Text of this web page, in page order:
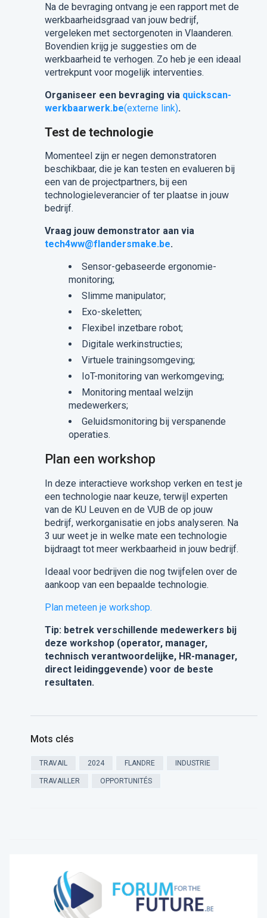
Na de bevraging ontvang je een rapport met de
werkbaarheidsgraad van jouw bedrijf,
vergeleken met sectorgenoten in Vlaanderen.
Bovendien krijg je suggesties om de
werkbaarheid te verhogen. Zo heb je een ideaal
vertrekpunt voor mogelijk interventies.
Organiseer een bevraging via quickscan-
werkbaarwerk.be(externe link).
Test de technologie
Momenteel zijn er negen demonstratoren
beschikbaar, die je kan testen en evalueren bij
een van de projectpartners, bij een
technologieleverancier of ter plaatse in jouw
bedrijf.
Vraag jouw demonstrator aan via
tech4ww@flandersmake.be.
Sensor-gebaseerde ergonomie-
monitoring;
Slimme manipulator;
Exo-skeletten;
Flexibel inzetbare robot;
Digitale werkinstructies;
Virtuele trainingsomgeving;
IoT-monitoring van werkomgeving;
Monitoring mentaal welzijn
medewerkers;
Geluidsmonitoring bij verspanende
operaties.
Plan een workshop
In deze interactieve workshop verken en test je
een technologie naar keuze, terwijl experten
van de KU Leuven en de VUB de op jouw
bedrijf, werkorganisatie en jobs analyseren. Na
3 uur weet je in welke mate een technologie
bijdraagt tot meer werkbaarheid in jouw bedrijf.
Ideaal voor bedrijven die nog twijfelen over de
aankoop van een bepaalde technologie.
Plan meteen je workshop.
Tip: betrek verschillende medewerkers bij
deze workshop (operator, manager,
technisch verantwoordelijke, HR-manager,
direct leidinggevende) voor de beste
resultaten.
Mots clés
TRAVAIL 2024 FLANDRE INDUSTRIE
TRAVAILLER OPPORTUNITÉS